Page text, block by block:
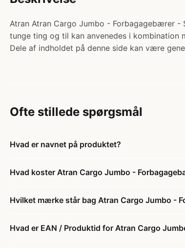
Atran Atran Cargo Jumbo - Forbagagebærer
tunge ting og til kan anvenedes i kombination
Dele af indholdet på denne side kan være
Ofte stillede spørgsmål
Hvad er navnet på produktet?
Hvad koster Atran Cargo Jumbo -
Hvilket mærke står bag Atran Cargo Jumbo -
Hvad er EAN / Produktid for Atran Cargo